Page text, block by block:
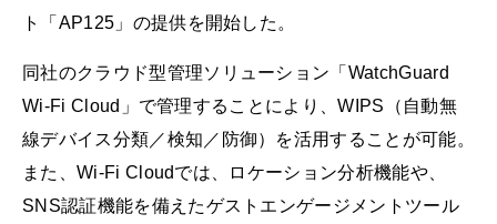
ト「AP125」の提供を開始した。
同社のクラウド型管理ソリューション「WatchGuard
Wi-Fi Cloud」で管理することにより、WIPS（自動無
線デバイス分類／検知／防御）を活用することが可能。
また、Wi-Fi Cloudでは、ロケーション分析機能や、
SNS認証機能を備えたゲストエンゲージメントツール